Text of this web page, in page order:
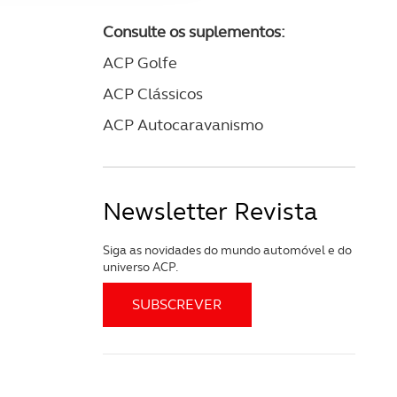
com o seu
sua experiência de
Consulte os suplementos:
ACP Golfe
ACP Clássicos
ACP Autocaravanismo
Newsletter Revista
Siga as novidades do mundo automóvel e do
universo ACP.